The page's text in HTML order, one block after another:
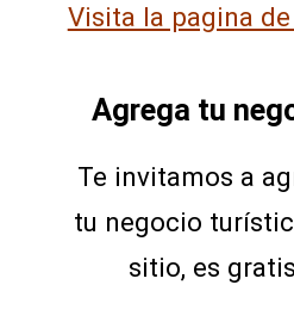
Visita la pagina
Agrega tu
Te invitamos a
tu negocio
sitio, es